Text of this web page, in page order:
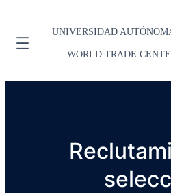
UNIVERSIDAD
WORLD TRADE